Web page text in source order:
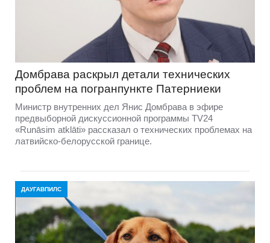
Домбравa раскрыл детали технических
проблем на погранпункте Патерниеки
Министр внутренних дел Янис Домбрава в эфире
предвыборной дискуссионной программы TV24
«Runāsim atklāti» рассказал о технических проблемах на
латвийско-белорусской границе.
ДАУГАВПИЛС